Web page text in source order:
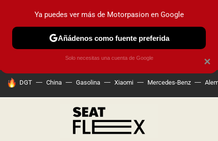
PRUEBAS COCHES ELÉCTRICOS OBSERVATORIO
HOY SE HABLA DE
DGT China Gasolina Xiaomi Mercedes-Benz
×
Ya puedes ver más de Motorpasion en Google
Añádenos como fuente preferida
Solo necesitas una cuenta de Google